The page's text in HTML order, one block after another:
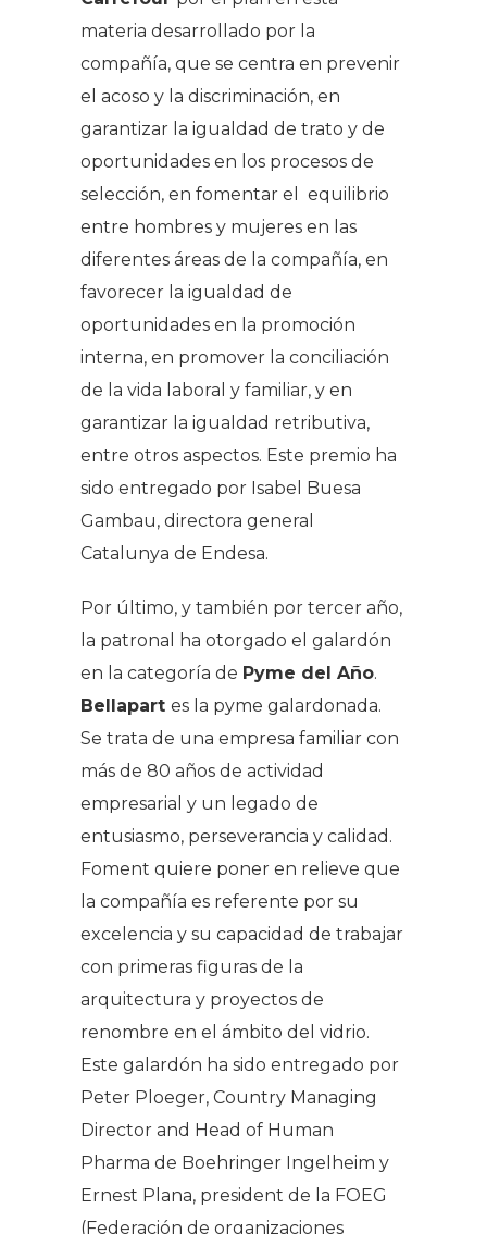
materia desarrollado por la
compañía, que se centra en prevenir
el acoso y la discriminación, en
garantizar la igualdad de trato y de
oportunidades en los procesos de
selección, en fomentar el equilibrio
entre hombres y mujeres en las
diferentes áreas de la compañía, en
favorecer la igualdad de
oportunidades en la promoción
interna, en promover la conciliación
de la vida laboral y familiar, y en
garantizar la igualdad retributiva,
entre otros aspectos. Este premio ha
sido entregado por Isabel Buesa
Gambau, directora general
Catalunya de Endesa.
Por último, y también por tercer año,
la patronal ha otorgado el galardón
en la categoría de Pyme del Año.
Bellapart es la pyme galardonada.
Se trata de una empresa familiar con
más de 80 años de actividad
empresarial y un legado de
entusiasmo, perseverancia y calidad.
Foment quiere poner en relieve que
la compañía es referente por su
excelencia y su capacidad de trabajar
con primeras figuras de la
arquitectura y proyectos de
renombre en el ámbito del vidrio.
Este galardón ha sido entregado por
Peter Ploeger, Country Managing
Director and Head of Human
Pharma de Boehringer Ingelheim y
Ernest Plana, president de la FOEG
(Federación de organizaciones